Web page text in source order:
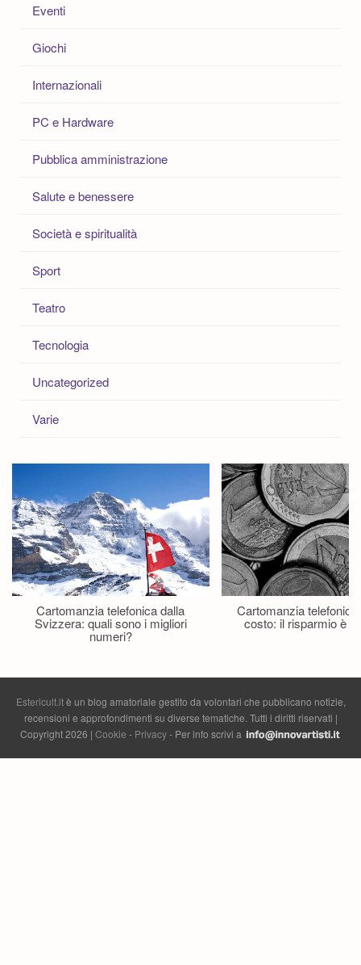
Eventi
Giochi
Internazionali
PC e Hardware
Pubblica amministrazione
Salute e benessere
Società e spiritualità
Sport
Teatro
Tecnologia
Uncategorized
Varie
Cartomanzia telefonica dalla
Svizzera: quali sono i migliori
numeri?
Cartomanzia
costo: il risparmio è
Estericult.itè un blog amatoriale gestito da volontari che pubblicano notizie,
recensioni e approfondimenti su diverse tematiche. Tutti i diritti riservati |
Copyright 2026 | Cookie - Privacy- Per info scrivi a